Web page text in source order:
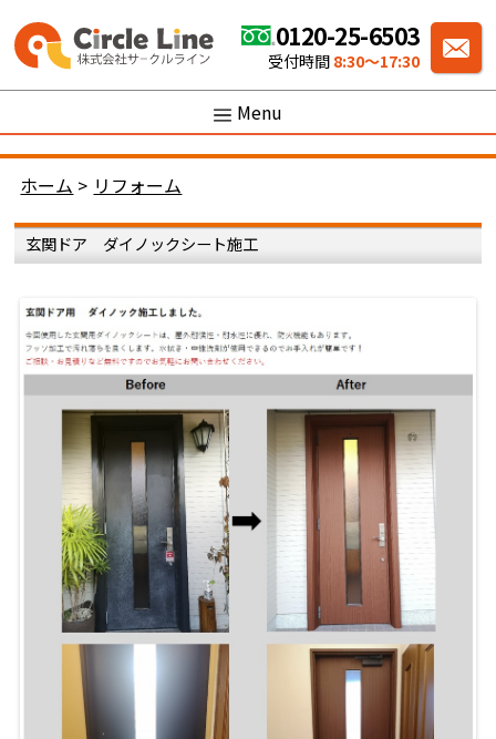
0120-25-6503
受付時間 8:30〜17:30
Menu
ホーム > リフォーム
玄関ドア ダイノックシート施工